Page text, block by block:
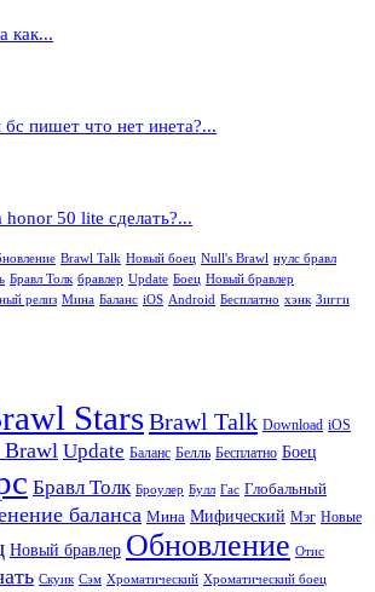
как...
пишет что нет инета?...
50 lite сделать?...
Brawl Talk Новый боец Null's Brawl нулс бравл
Бравл Толк бравлер Update Боец Новый бравлер
релиз Мина Баланс iOS Android Бесплатно хэнк Зигги
StarsBrawl Talk Download iOS
Update Баланс Белль Бесплатно Боец
Бравл Толк Броулер Булл Гас Глобальный
баланса Мина Мифический Мэг Новые
Новый бравлер Обновление Отис
Скуик Сэм Хроматический Хроматический боец